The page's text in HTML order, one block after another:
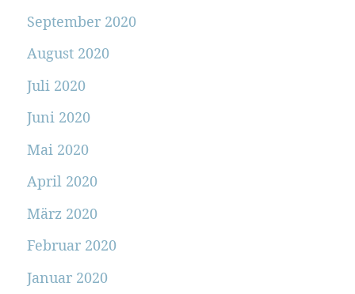
September 2020
August 2020
Juli 2020
Juni 2020
Mai 2020
April 2020
März 2020
Februar 2020
Januar 2020